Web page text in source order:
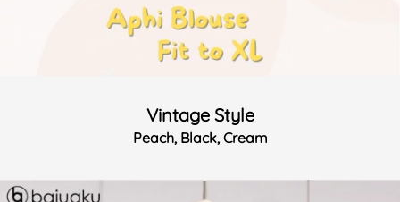
Vintage Style
Peach, Black, Cream